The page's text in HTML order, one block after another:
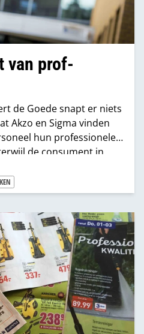
van prof-
de Goede snapt er niets
Akzo en Sigma vinden
hun professionele
de consument in
en Sigma wel kan
zat en wil